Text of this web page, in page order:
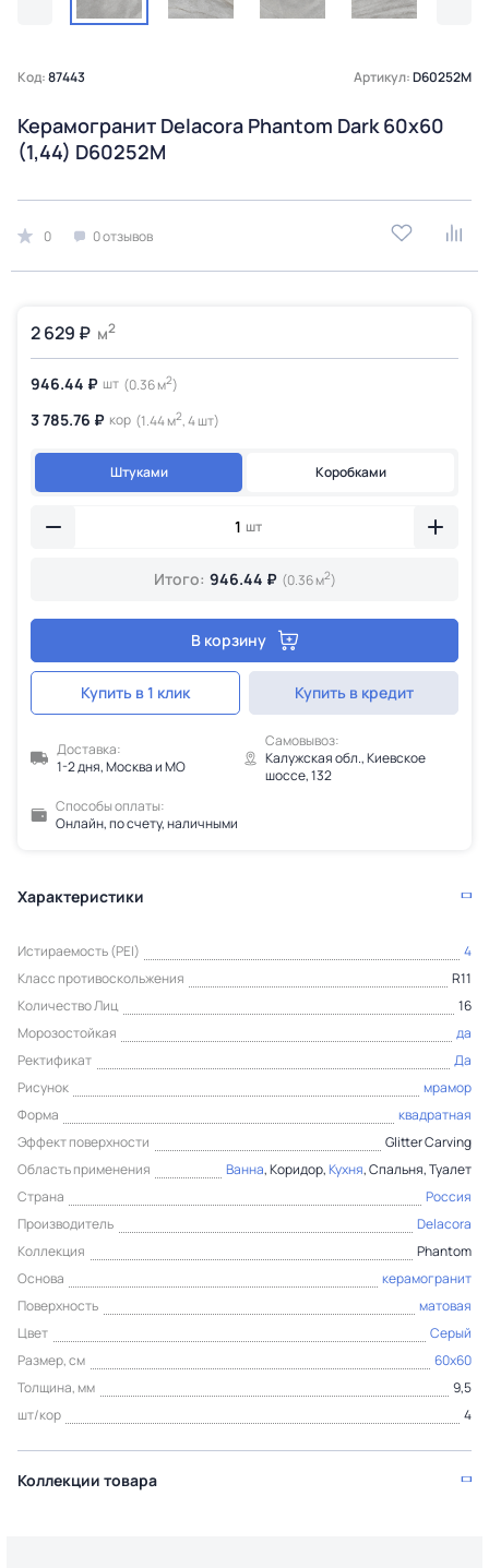
Код:87443 Артикул:D60252M
Керамогранит Delacora Phantom Dark 60x60
(1,44) D60252M
0 0 отзывов
2 629 ₽ м2
946.44 ₽ шт (0.36 м2)
3 785.76 ₽ кор (1.44 м2, 4 шт)
Штуками Коробками
шт
Итого: 946.44 ₽ (0.36 м2)
В корзину
Купить в 1 клик Купить в кредит
Доставка:
1-2 дня, Москва и МО
Самовывоз:
Калужская обл., Киевское
шоссе, 132
Способы оплаты:
Онлайн, по счету, наличными
Характеристики
Истираемость (PEI)
4
Класс противоскольжения
R11
Количество Лиц
16
Морозостойкая
да
Ректификат
Да
Рисунок
мрамор
Форма
квадратная
Эффект поверхности
Glitter Carving
Область применения
Ванна, Коридор,Кухня, Спальня, Туалет
Страна
Россия
Производитель
Delacora
Коллекция
Phantom
Основа
керамогранит
Поверхность
матовая
Цвет
Серый
Размер, см
60x60
Толщина, мм
9,5
шт/кор
4
Коллекции товара